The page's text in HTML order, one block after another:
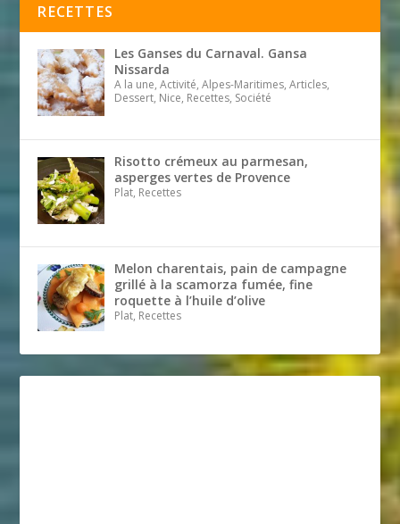
RECETTES
Les Ganses du Carnaval. Gansa
Nissarda
A la une, Activité, Alpes-Maritimes, Articles,
Dessert, Nice, Recettes, Société
Risotto crémeux au parmesan,
asperges vertes de Provence
Plat, Recettes
Melon charentais, pain de campagne
grillé à la scamorza fumée, fine
roquette à l’huile d’olive
Plat, Recettes